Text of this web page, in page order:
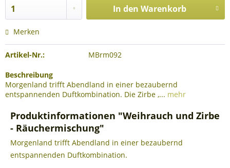
In den Warenkorb
Merken
Artikel-Nr.: MBrm092
Beschreibung
Morgenland trifft Abendland in einer bezaubernd
entspannenden Duftkombination. Die Zirbe ,... mehr
Produktinformationen "Weihrauch und Zirbe
- Räuchermischung"
Morgenland trifft Abendland in einer bezaubernd
entspannenden Duftkombination.